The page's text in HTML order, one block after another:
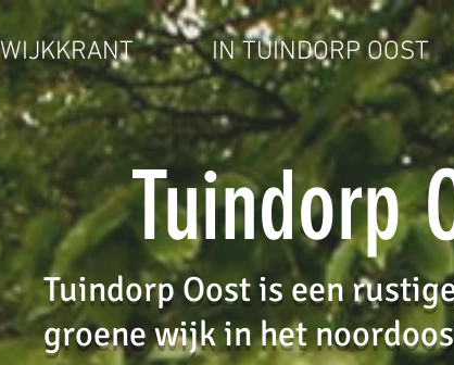
WIJKKRANT IN TUINDORP OOST
Tuindorp
Tuindorp Oost is een
groene wijk in het